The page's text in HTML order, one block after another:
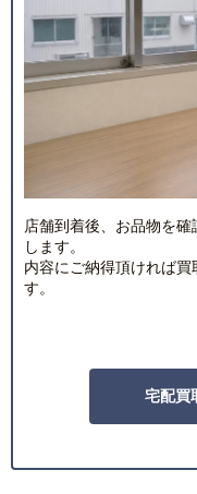
店舗到着後、お品物を
します。
内容にご納得頂ければ
す。
宅配買